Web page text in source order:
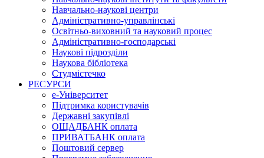
Навчально-наукові центри
Адміністративно-управлінські
Освітньо-виховний та науковий процес
Адміністративно-господарські
Наукові підрозділи
Наукова бібліотека
Студмістечко
РЕСУРСИ
е-Університет
Підтримка користувачів
Державні закупівлі
ОЩАДБАНК оплата
ПРИВАТБАНК оплата
Поштовий сервер